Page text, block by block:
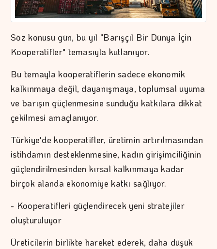
Söz konusu gün, bu yıl "Barışçıl Bir Dünya İçin
Kooperatifler" temasıyla kutlanıyor.
Bu temayla kooperatiflerin sadece ekonomik
kalkınmaya değil, dayanışmaya, toplumsal uyuma
ve barışın güçlenmesine sunduğu katkılara dikkat
çekilmesi amaçlanıyor.
Türkiye'de kooperatifler, üretimin artırılmasından
istihdamın desteklenmesine, kadın girişimciliğinin
güçlendirilmesinden kırsal kalkınmaya kadar
birçok alanda ekonomiye katkı sağlıyor.
- Kooperatifleri güçlendirecek yeni stratejiler
oluşturuluyor
Üreticilerin birlikte hareket ederek, daha düşük